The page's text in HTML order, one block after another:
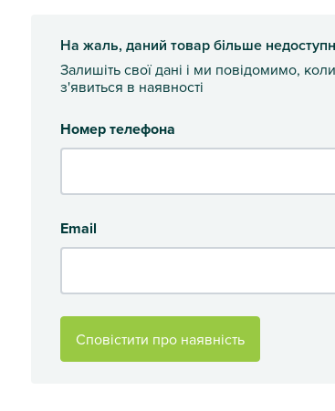
На жаль, даний товар більше
Залишіть свої дані і ми повідомимо,
з'явиться в наявності
Номер телефона
Email
Сповістити про наявність